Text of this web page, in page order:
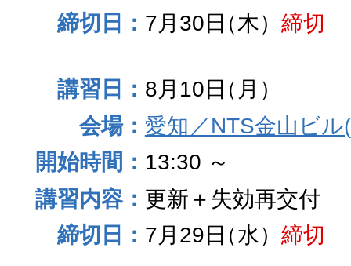
7月30日（木） 締切
8月10日（月）
愛知／NTS金山ビ
13:30 ～
更新＋失効再交付
7月29日（水） 締切